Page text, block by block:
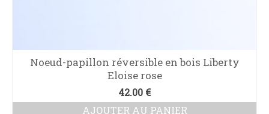
Noeud-papillon réversible en bois Liberty
Eloise rose
42.00 €
AJOUTER AU PANIER